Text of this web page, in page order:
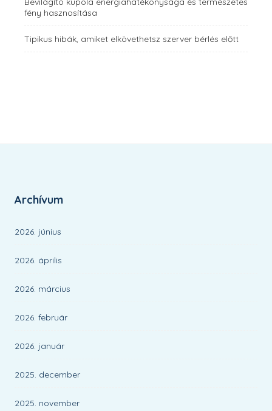
fény hasznosítása
Tipikus hibák, amiket elkövethetsz szerver bérlés előtt
Archívum
2026. június
2026. április
2026. március
2026. február
2026. január
2025. december
2025. november